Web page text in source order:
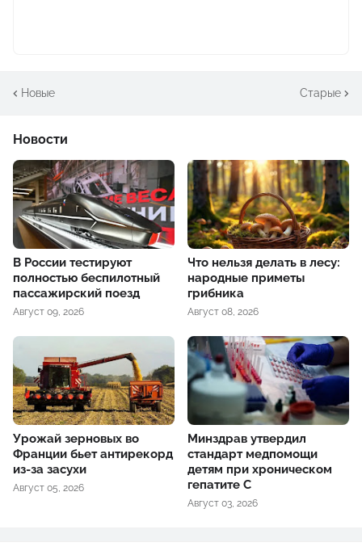
Новые Старые
Новости
В России тестируют
полностью беспилотный
пассажирский поезд
Август 09, 2026
Что нельзя делать в лесу:
народные приметы
грибника
Август 08, 2026
Урожай зерновых во
Франции бьет антирекорд
из-за засухи
Август 05, 2026
Минздрав утвердил
стандарт медпомощи
детям при хроническом
гепатите С
Август 03, 2026